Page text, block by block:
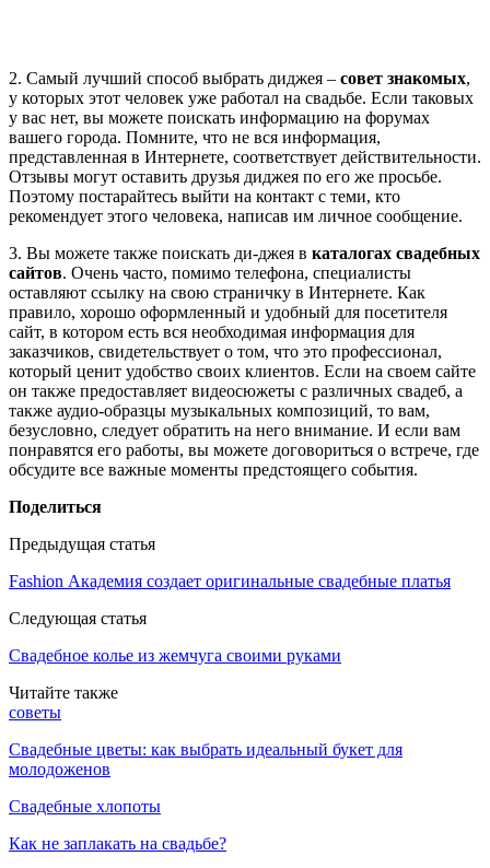
2. Самый лучший способ выбрать диджея – совет знакомых,
у которых этот человек уже работал на свадьбе. Если таковых
у вас нет, вы можете поискать информацию на форумах
вашего города. Помните, что не вся информация,
представленная в Интернете, соответствует действительности.
Отзывы могут оставить друзья диджея по его же просьбе.
Поэтому постарайтесь выйти на контакт с теми, кто
рекомендует этого человека, написав им личное сообщение.
3. Вы можете также поискать ди-джея в каталогах свадебных
сайтов. Очень часто, помимо телефона, специалисты
оставляют ссылку на свою страничку в Интернете. Как
правило, хорошо оформленный и удобный для посетителя
сайт, в котором есть вся необходимая информация для
заказчиков, свидетельствует о том, что это профессионал,
который ценит удобство своих клиентов. Если на своем сайте
он также предоставляет видеосюжеты с различных свадеб, а
также аудио-образцы музыкальных композиций, то вам,
безусловно, следует обратить на него внимание. И если вам
понравятся его работы, вы можете договориться о встрече, где
обсудите все важные моменты предстоящего события.
Поделиться
Предыдущая статья
Fashion Академия создает оригинальные свадебные платья
Следующая статья
Свадебное колье из жемчуга своими руками
Читайте также
советы
Свадебные цветы: как выбрать идеальный букет для
молодоженов
Свадебные хлопоты
Как не заплакать на свадьбе?